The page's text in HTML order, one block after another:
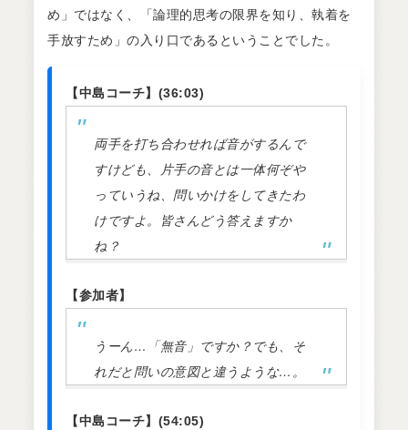
め」ではなく、「論理的思考の限界を知り、執着を
手放すため」の入り口であるということでした。
【中島コーチ】(36:03)
両手を打ち合わせれば音がするんで
すけども、片手の音とは一体何ぞや
っていうね、問いかけをしてきたわ
けですよ。皆さんどう答えますか
ね？
【参加者】
うーん…「無音」ですか？でも、そ
れだと問いの意図と違うような…。
【中島コーチ】(54:05)